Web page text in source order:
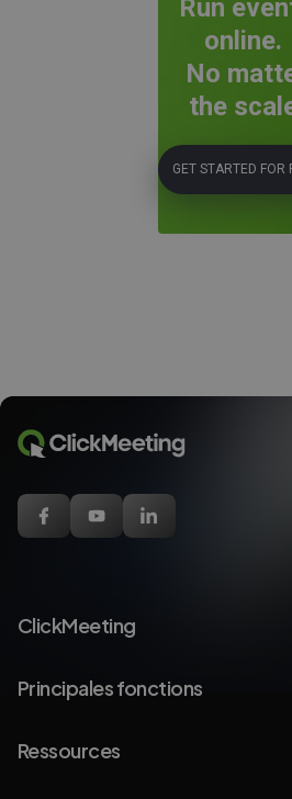
Run
online.
No
the
GET STARTED FOR
ClickMeeting
Principales fonctions
Ressources